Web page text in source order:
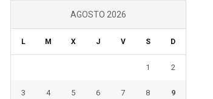
AGOSTO 2026
L M X J V S D
1 2
3 4 5 6 7 8 9